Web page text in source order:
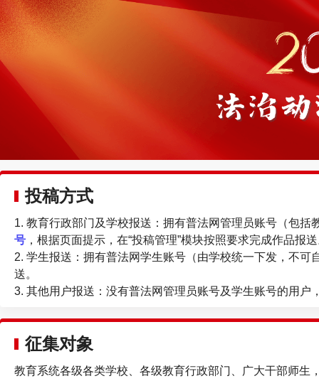
投稿方式
1. 教育行政部门及学校报送：拥有普法网管理员账号（包
号 ，根据页面提示，在“投稿管理”模块按照要求完成作品报
2. 学生报送：拥有普法网学生账号（由学校统一下发，不可
送。
3. 其他用户报送：没有普法网管理员账号及学生账号的用户
征集对象
教育系统各级各类学校、各级教育行政部门、广大干部师生